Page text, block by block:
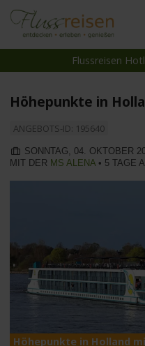
Reiseziele
Reedereien
Wissen
Suche
Flussreisen
Höhepunkte in
ANGEBOTS-ID: 195640
SONNTAG, 04. OKTOBER
MIT DER MS ALENA • 5 TAGE
Höhepunkte in Holland